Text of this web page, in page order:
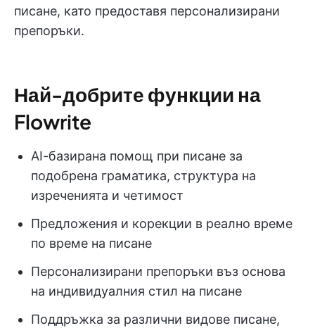
писане, като предоставя персонализирани
препоръки.
Най-добрите функции на
Flowrite
AI-базирана помощ при писане за
подобрена граматика, структура на
изреченията и четимост
Предложения и корекции в реално време
по време на писане
Персонализирани препоръки въз основа
на индивидуалния стил на писане
Поддръжка за различни видове писане,